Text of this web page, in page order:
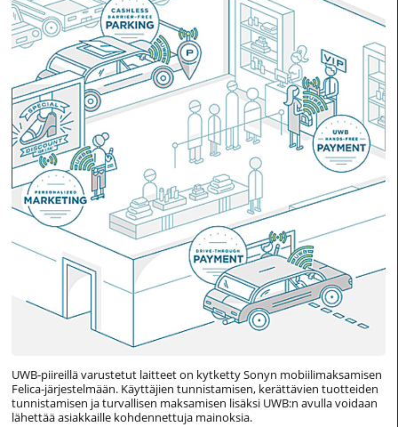
UWB-piireillä varustetut laitteet on kytketty Sonyn mobiilimaksamisen
Felica-järjestelmään. Käyttäjien tunnistamisen, kerättävien tuotteiden
tunnistamisen ja turvallisen maksamisen lisäksi UWB:n avulla voidaan
lähettää asiakkaille kohdennettuja mainoksia.